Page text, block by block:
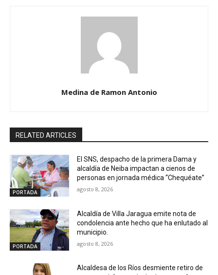
Medina de Ramon Antonio
RELATED ARTICLES
PORTADA
El SNS, despacho de la primera Dama y
alcaldía de Neiba impactan a cienos de
personas en jornada médica “Chequéate”
agosto 8, 2026
PORTADA
Alcaldía de Villa Jaragua emite nota de
condolencia ante hecho que ha enlutado al
municipio.
agosto 8, 2026
Alcaldesa de los Ríos desmiente retiro de